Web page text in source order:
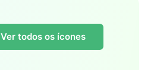
Ver todos os ícones